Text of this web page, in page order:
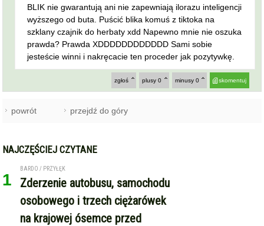
BLIK nie gwarantują ani nie zapewniają ilorazu inteligencji
wyższego od buta. Puścić blika komuś z tiktoka na
szklany czajnik do herbaty xdd Napewno mnie nie oszuka
prawda? Prawda XDDDDDDDDDDDD Sami sobie
jesteście winni i nakręcacie ten proceder jak pozytywkę.
skomentuj
minusy 0
plusy 0
zgłoś
powrót przejdź do góry
NAJCZĘŚCIEJ CZYTANE
1
BARDO / PRZYŁĘK
Zderzenie autobusu, samochodu
osobowego i trzech ciężarówek
na krajowej ósemce przed